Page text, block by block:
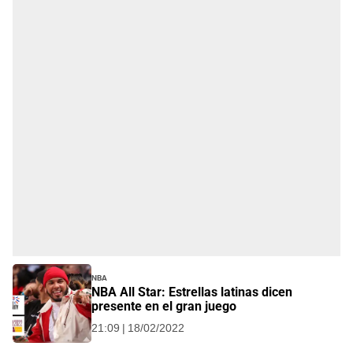
NBA
NBA All Star: Estrellas latinas dicen
presente en el gran juego
21:09 | 18/02/2022